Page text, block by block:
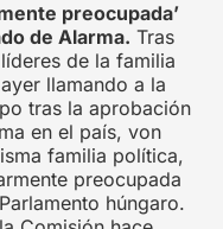
preocupada’
de Alarma. Tras
de la familia
llamando a la
tras la aprobación
en el país, von
familia política,
preocupada
húngaro.